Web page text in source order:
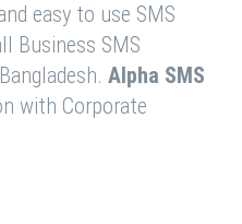
easy to use SMS
Business SMS
Alpha SMS
with Corporate